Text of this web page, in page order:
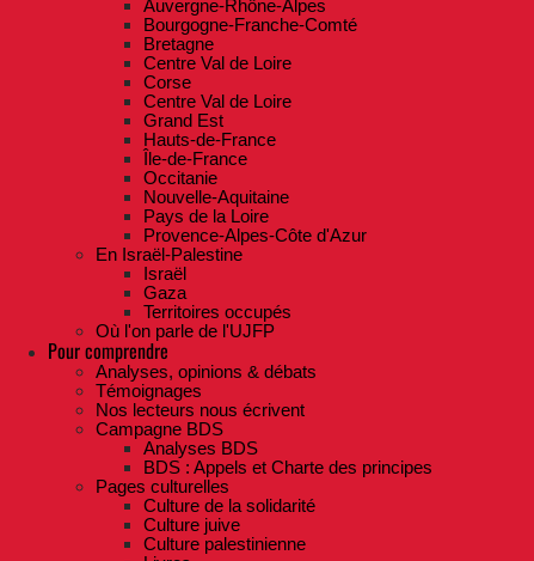
Auvergne-Rhône-Alpes
Bourgogne-Franche-Comté
Bretagne
Centre Val de Loire
Corse
Centre Val de Loire
Grand Est
Hauts-de-France
Île-de-France
Occitanie
Nouvelle-Aquitaine
Pays de la Loire
Provence-Alpes-Côte d'Azur
En Israël-Palestine
Israël
Gaza
Territoires occupés
Où l'on parle de l'UJFP
Pour comprendre
Analyses, opinions & débats
Témoignages
Nos lecteurs nous écrivent
Campagne BDS
Analyses BDS
BDS : Appels et Charte des principes
Pages culturelles
Culture de la solidarité
Culture juive
Culture palestinienne